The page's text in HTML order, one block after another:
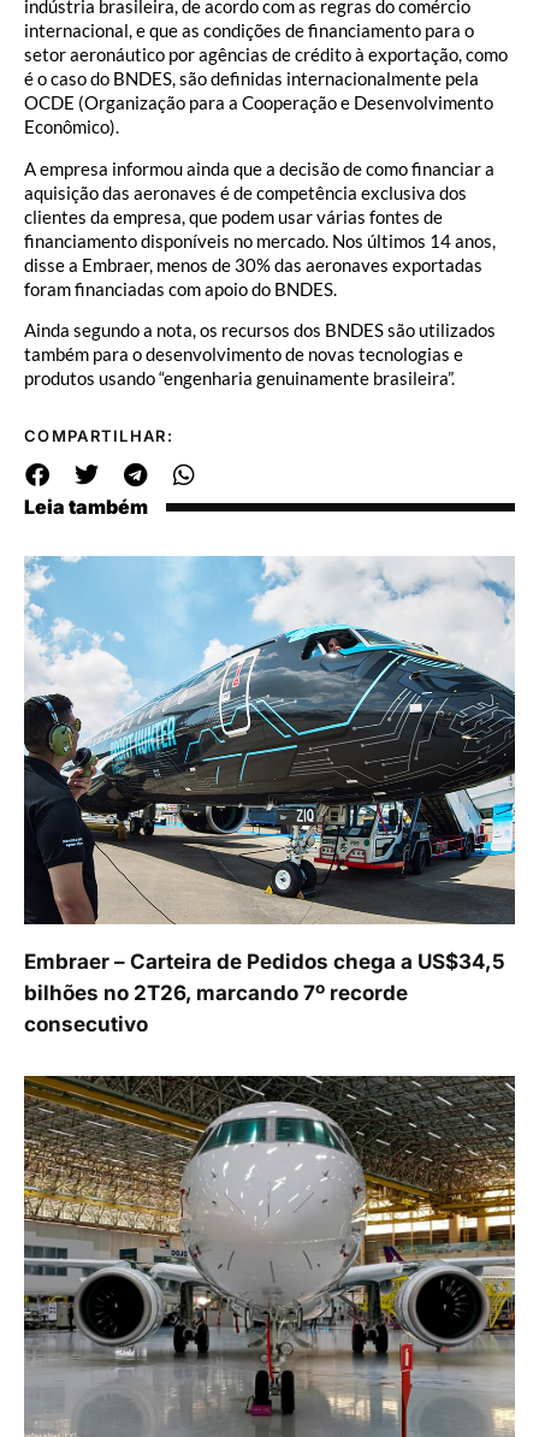
indústria brasileira, de acordo com as regras do comércio
internacional, e que as condições de financiamento para o
setor aeronáutico por agências de crédito à exportação, como
é o caso do BNDES, são definidas internacionalmente pela
OCDE (Organização para a Cooperação e Desenvolvimento
Econômico).
A empresa informou ainda que a decisão de como financiar a
aquisição das aeronaves é de competência exclusiva dos
clientes da empresa, que podem usar várias fontes de
financiamento disponíveis no mercado. Nos últimos 14 anos,
disse a Embraer, menos de 30% das aeronaves exportadas
foram financiadas com apoio do BNDES.
Ainda segundo a nota, os recursos dos BNDES são utilizados
também para o desenvolvimento de novas tecnologias e
produtos usando “engenharia genuinamente brasileira”.
COMPARTILHAR:
Leia também
Embraer – Carteira de Pedidos chega a US$34,5
bilhões no 2T26, marcando 7º recorde
consecutivo